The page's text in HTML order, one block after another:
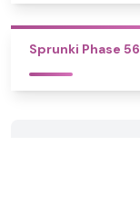
Sprunki Phase 56